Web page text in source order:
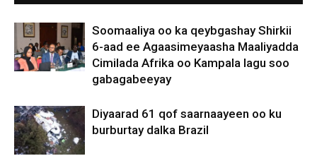
Soomaaliya oo ka qeybgashay Shirkii
6-aad ee Agaasimeyaasha Maaliyadda
Cimilada Afrika oo Kampala lagu soo
gabagabeeyay
Diyaarad 61 qof saarnaayeen oo ku
burburtay dalka Brazil